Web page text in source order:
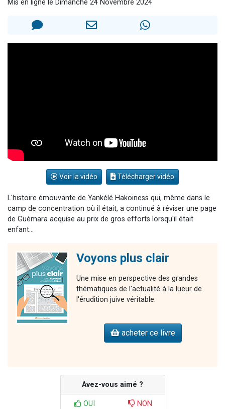
Ariel vient de donner son Maasser
Mis en ligne le Dimanche 24 Novembre 2024
Voir la vidéo Télécharger vidéo
L'histoire émouvante de Yankélé Hakoiness qui, même dans le
camp de concentration où il était, a continué à réviser une page
de Guémara acquise au prix de gros efforts lorsqu'il était
enfant...
Voyons plus clair
Une mise en perspective des grandes
thématiques de l'actualité à la lueur de
l'érudition juive véritable.
acheter ce livre
Avez-vous aimé ?
OUI NON